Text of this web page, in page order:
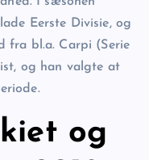
Eerste Divisie, og
fra bl.a. Carpi (Serie
og han valgte at
og